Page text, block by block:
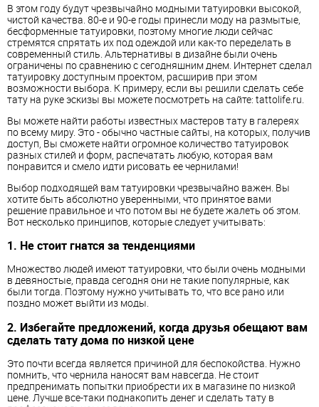
В этом году будут чрезвычайно модными татуировки высокой,
чистой качества. 80-е и 90-е годы принесли моду на размытые,
бесформенные татуировки, поэтому многие люди сейчас
стремятся спрятать их под одеждой или как-то переделать в
современный стиль. Альтернативы в дизайне были очень
ограничены по сравнению с сегодняшним днем. Интернет сделал
татуировку доступным проектом, расширив при этом
возможности выбора. К примеру, если вы решили сделать себе
тату на руке эскизы вы можете посмотреть на сайте: tattolife.ru.
Вы можете найти работы известных мастеров тату в галереях
по всему миру. Это - обычно частные сайты, на которых, получив
доступ, Вы сможете найти огромное количество татуировок
разных стилей и форм, распечатать любую, которая вам
понравится и смело идти рисовать ее чернилами!
Выбор подходящей вам татуировки чрезвычайно важен. Вы
хотите быть абсолютно уверенными, что принятое вами
решение правильное и что потом вы не будете жалеть об этом.
Вот несколько принципов, которые следует учитывать:
1. Не стоит гнатся за тенденциями
Множество людей имеют татуировки, что были очень модными
в девяностые, правда сегодня они не такие популярные, как
были тогда. Поэтому нужно учитывать то, что все рано или
поздно может выйти из моды.
2. Избегайте предложений, когда друзья обещают вам
сделать тату дома по низкой цене
Это почти всегда является причиной для беспокойства. Нужно
помнить, что чернила наносят вам навсегда. Не стоит
предпренимать попытки приобрести их в магазине по низкой
цене. Лучше все-таки поднакопить денег и сделать тату в